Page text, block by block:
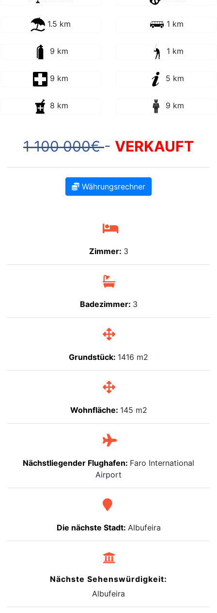
1.5 km 1 km
9 km 1 km
9 km 5 km
8 km 9 km
1 100 000€- VERKAUFT
Währungsrechner
Zimmer: 3
Badezimmer: 3
Grundstück: 1416 m2
Wohnfläche: 145 m2
Nächstliegender Flughafen: Faro International
Airport
Die nächste Stadt: Albufeira
Nächste Sehenswürdigkeit:
Albufeira